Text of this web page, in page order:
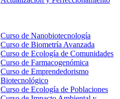
Curso de Nanobiotecnología
Curso de Biometría Avanzada
Curso de Ecología de Comunidades
Curso de Farmacogenómica
Curso de Emprendedorismo
Biotecnológico
Curso de Ecología de Poblaciones